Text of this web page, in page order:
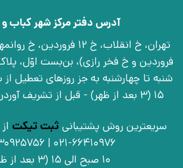
آدرس دفتر مرکز شهر کباب
15 (3 بعد از ظهر) - قبل از تشریف آوردن تماس بگیرید
سریعترین روش پشتیبانی ثبت تیکت
021-66410976 | 09030925756
10 صبح الی 15 (3 بعد از ظهر)